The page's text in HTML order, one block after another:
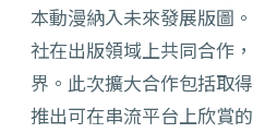
本動漫納入未來發展版圖
社在出版領域上共同合作
界。此次擴大合作包括取
推出可在串流平台上欣賞